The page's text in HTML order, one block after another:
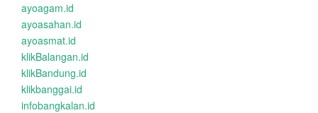
ayoagam.id
ayoasahan.id
ayoasmat.id
klikBalangan.id
klikBandung.id
klikbanggai.id
infobangkalan.id